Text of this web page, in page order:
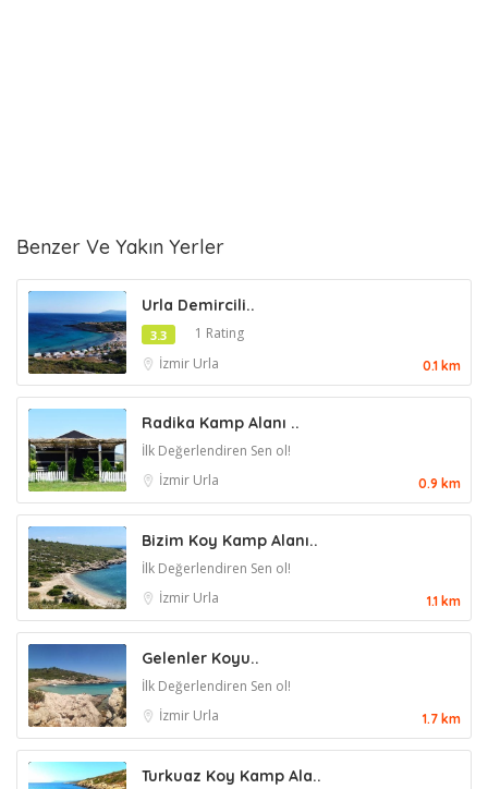
Benzer Ve Yakın Yerler
Urla Demircili..
3.3
1 Rating
İzmir Urla 0.1 km
Radika Kamp Alanı ..
İlk Değerlendiren Sen ol!
İzmir Urla 0.9 km
Bizim Koy Kamp Alanı..
İlk Değerlendiren Sen ol!
İzmir Urla 1.1 km
Gelenler Koyu..
İlk Değerlendiren Sen ol!
İzmir Urla 1.7 km
Turkuaz Koy Kamp Ala..